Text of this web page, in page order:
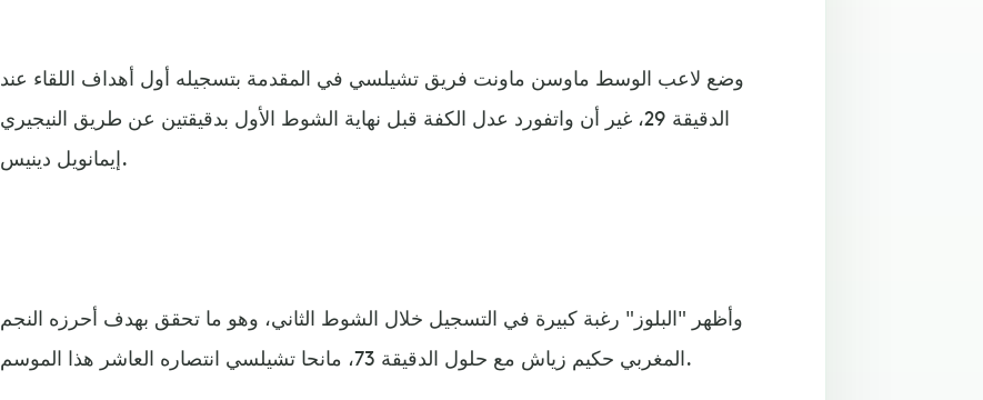
وضع لاعب الوسط ماوسن ماونت فريق تشيلسي في المقدمة بتسجيله أول أهداف اللقاء عند
الدقيقة 29، غير أن واتفورد عدل الكفة قبل نهاية الشوط الأول بدقيقتين عن طريق النيجيري
إيمانويل دينيس.
وأظهر "البلوز" رغبة كبيرة في التسجيل خلال الشوط الثاني، وهو ما تحقق بهدف أحرزه النجم
المغربي حكيم زياش مع حلول الدقيقة 73، مانحا تشيلسي انتصاره العاشر هذا الموسم.